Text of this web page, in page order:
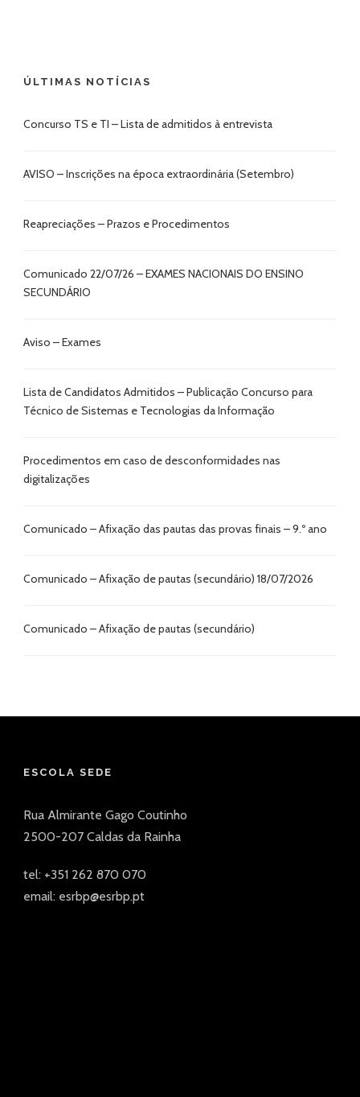
ÚLTIMAS NOTÍCIAS
Concurso TS e TI – Lista de admitidos à entrevista
AVISO – Inscrições na época extraordinária (Setembro)
Reapreciações – Prazos e Procedimentos
Comunicado 22/07/26 – EXAMES NACIONAIS DO ENSINO
SECUNDÁRIO
Aviso – Exames
Lista de Candidatos Admitidos – Publicação Concurso para
Técnico de Sistemas e Tecnologias da Informação
Procedimentos em caso de desconformidades nas
digitalizações
Comunicado – Afixação das pautas das provas finais – 9.º ano
Comunicado – Afixação de pautas (secundário) 18/07/2026
Comunicado – Afixação de pautas (secundário)
ESCOLA SEDE
Rua Almirante Gago Coutinho
2500-207 Caldas da Rainha
tel: +351 262 870 070
email: esrbp@esrbp.pt